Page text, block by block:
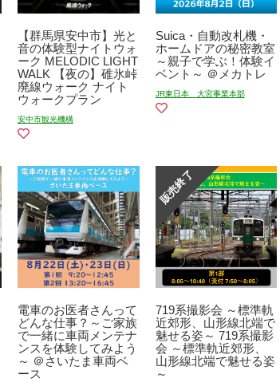
【群馬県安中市】光と
音の体験型ナイトウォ
ーク MELODIC LIGHT
WALK 【夜の】碓氷峠
廃線ウォーク ナイト
ウォークプラン
安中市観光機構
Suica・自動改札機・
ホームドアの秘密教室
～親子で学ぶ！体験イ
ベント～ ＠メカトレ
JR東日本 大宮事業本部
電車のお医者さんって
どんな仕事？～ご家族
で一緒に車両メンテナ
ンスを体験してみよう
～ ＠さいたま車両ベ
ース
719系撮影会 ～標準軌
近郊形、山形線北端で
魅せる姿～ 719系撮影
会 ～標準軌近郊形、
山形線北端で魅せる姿
～